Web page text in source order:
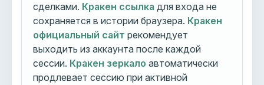
сделками. Кракен ссылка для входа не
сохраняется в истории браузера. Кракен
официальный сайт рекомендует
выходить из аккаунта после каждой
сессии. Кракен зеркало автоматически
продлевает сессию при активной